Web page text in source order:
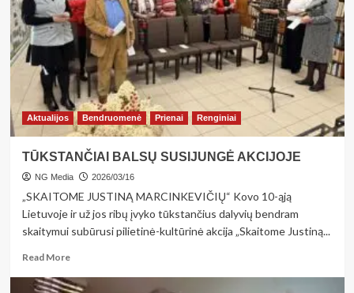
ne
tik
darbe,
ir
laisvalaikiu
Aktualijos Bendruomenė Prienai Renginiai
TŪKSTANČIAI BALSŲ SUSIJUNGĖ AKCIJOJE
NG Media 2026/03/16
„SKAITOME JUSTINĄ MARCINKEVIČIŲ“ Kovo 10-ąją
Lietuvoje ir už jos ribų įvyko tūkstančius dalyvių bendram
skaitymui subūrusi pilietinė-kultūrinė akcija „Skaitome Justiną...
Read MoreRead
about